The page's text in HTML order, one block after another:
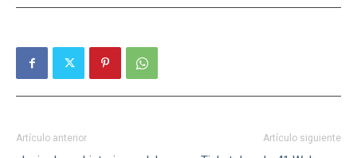
Artículo anterior Artículo siguiente